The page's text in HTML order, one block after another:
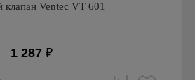
Ventec VT 601
1 287 ₽